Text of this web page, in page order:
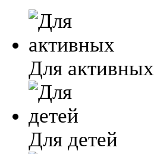
Для активных
Для детей